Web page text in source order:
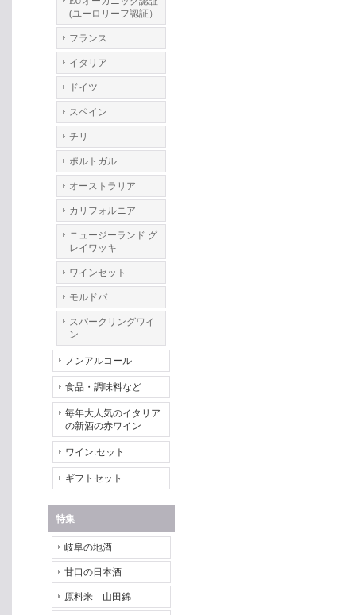
(ユーロリーフ認証）
フランス
イタリア
ドイツ
スペイン
チリ
ポルトガル
オーストラリア
カリフォルニア
ニュージーランド グ
レイワッキ
ワインセット
モルドバ
スパークリングワイ
ン
ノンアルコール
食品・調味料など
毎年大人気のイタリア
の新酒の赤ワイン
ワイン:セット
ギフトセット
特集
岐阜の地酒
甘口の日本酒
原料米 山田錦